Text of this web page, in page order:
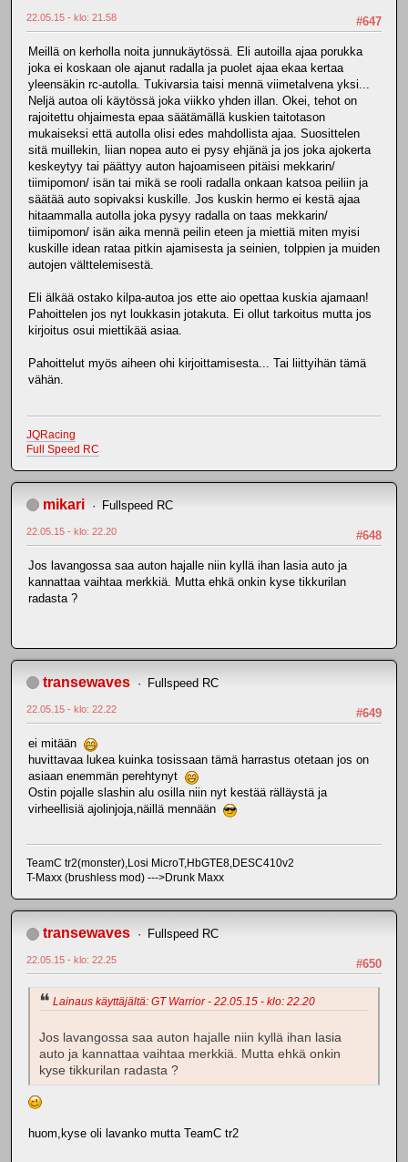
#647
22.05.15 - klo: 21.58
Meillä on kerholla noita junnukäytössä. Eli autoilla ajaa porukka
joka ei koskaan ole ajanut radalla ja puolet ajaa ekaa kertaa
yleensäkin rc-autolla. Tukivarsia taisi mennä viimetalvena yksi...
Neljä autoa oli käytössä joka viikko yhden illan. Okei, tehot on
rajoitettu ohjaimesta epaa säätämällä kuskien taitotason
mukaiseksi että autolla olisi edes mahdollista ajaa. Suosittelen
sitä muillekin, liian nopea auto ei pysy ehjänä ja jos joka ajokerta
keskeytyy tai päättyy auton hajoamiseen pitäisi mekkarin/
tiimipomon/ isän tai mikä se rooli radalla onkaan katsoa peiliin ja
säätää auto sopivaksi kuskille. Jos kuskin hermo ei kestä ajaa
hitaammalla autolla joka pysyy radalla on taas mekkarin/
tiimipomon/ isän aika mennä peilin eteen ja miettiä miten myisi
kuskille idean rataa pitkin ajamisesta ja seinien, tolppien ja muiden
autojen välttelemisestä.
Eli älkää ostako kilpa-autoa jos ette aio opettaa kuskia ajamaan!
Pahoittelen jos nyt loukkasin jotakuta. Ei ollut tarkoitus mutta jos
kirjoitus osui miettikää asiaa.
Pahoittelut myös aiheen ohi kirjoittamisesta... Tai liittyihän tämä
vähän.
JQRacing
Full Speed RC
mikari Fullspeed RC
#648
22.05.15 - klo: 22.20
Jos lavangossa saa auton hajalle niin kyllä ihan lasia auto ja
kannattaa vaihtaa merkkiä. Mutta ehkä onkin kyse tikkurilan
radasta ?
transewaves Fullspeed RC
#649
22.05.15 - klo: 22.22
ei mitään
huvittavaa lukea kuinka tosissaan tämä harrastus otetaan jos on
asiaan enemmän perehtynyt
Ostin pojalle slashin alu osilla niin nyt kestää rälläystä ja
virheellisiä ajolinjoja,näillä mennään
TeamC tr2(monster),Losi MicroT,HbGTE8,DESC410v2
T-Maxx (brushless mod) --->Drunk Maxx
transewaves Fullspeed RC
#650
22.05.15 - klo: 22.25
Lainaus käyttäjältä: GT Warrior - 22.05.15 - klo: 22.20
Jos lavangossa saa auton hajalle niin kyllä ihan lasia
auto ja kannattaa vaihtaa merkkiä. Mutta ehkä onkin
kyse tikkurilan radasta ?
huom,kyse oli lavanko mutta TeamC tr2